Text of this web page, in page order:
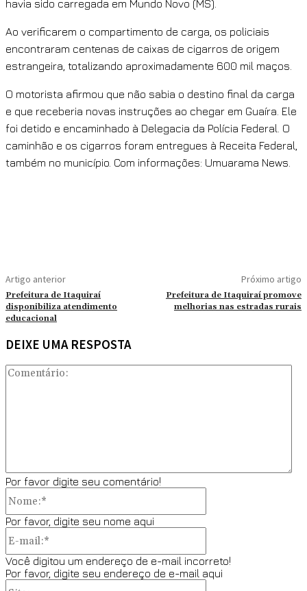
havia sido carregada em Mundo Novo (MS).
Ao verificarem o compartimento de carga, os policiais
encontraram centenas de caixas de cigarros de origem
estrangeira, totalizando aproximadamente 600 mil maços.
O motorista afirmou que não sabia o destino final da carga
e que receberia novas instruções ao chegar em Guaíra. Ele
foi detido e encaminhado à Delegacia da Polícia Federal. O
caminhão e os cigarros foram entregues à Receita Federal,
também no município. Com informações: Umuarama News.
Artigo anterior
Prefeitura de Itaquiraí
disponibiliza atendimento
educacional
Próximo artigo
Prefeitura de Itaquiraí promove
melhorias nas estradas rurais
DEIXE UMA RESPOSTA
Por favor digite seu comentário!
Por favor, digite seu nome aqui
Você digitou um endereço de e-mail incorreto!
Por favor, digite seu endereço de e-mail aqui